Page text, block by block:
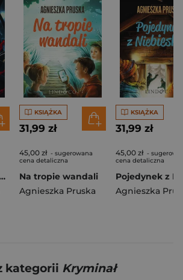
w zajezdni
KSIĄŻKA
31,99 zł
45,00 zł - sugerowana
cena detaliczna
Na tropie wandali
Agnieszka Pruska
KSIĄŻKA
31,99 zł
45,00 zł -
cena detaliczna
Agnieszka
kategorii Kryminał